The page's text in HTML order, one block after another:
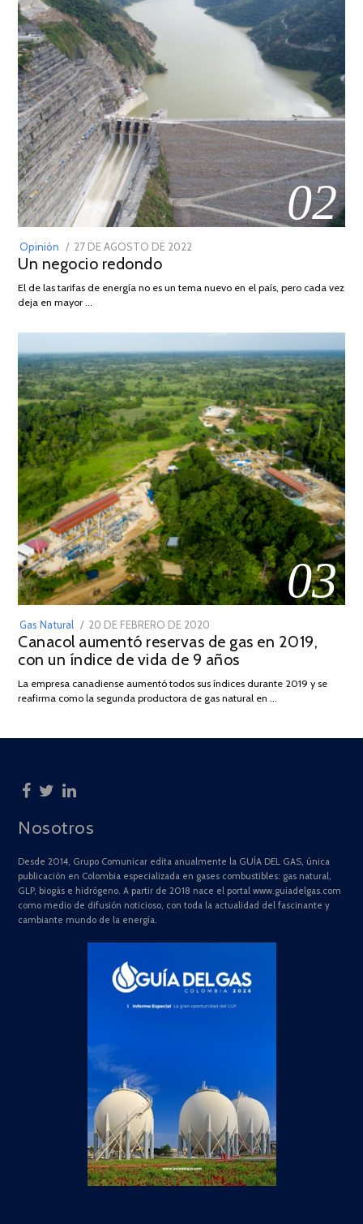
02
Opinión
POSTED
ON
27 DE AGOSTO DE 2022
DE
Un negocio redondo
El de las tarifas de energía no es un tema nuevo en el país, pero cada vez
deja en mayor …
03
Gas Natural
POSTED
ON
20 DE FEBRERO DE 2020
DE
JULIO
2025
Canacol aumentó reservas de gas en 2019,
con un índice de vida de 9 años
La empresa canadiense aumentó todos sus índices durante 2019 y se
reafirma como la segunda productora de gas natural en …
Nosotros
Desde 2014, Grupo Comunicar edita anualmente la GUÍA DEL GAS, única
publicación en Colombia especializada en gases combustibles: gas natural,
GLP, biogás e hidrógeno. A partir de 2018 nace el portal www.guiadelgas.com
como medio de difusión noticioso, con toda la actualidad del fascinante y
cambiante mundo de la energía.